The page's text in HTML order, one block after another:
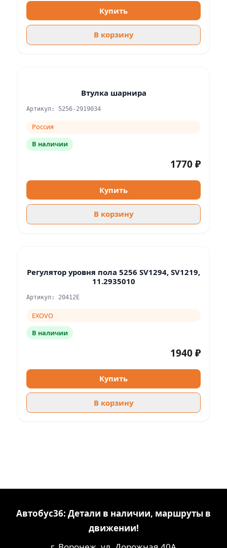
Купить
В корзину
Втулка шарнира
Артикул: 5256-2919034
Россия
В наличии
1770 ₽
Купить
В корзину
Регулятор уровня пола 5256 SV1294, SV1219,
11.2935010
Артикул: 20412E
EXOVO
В наличии
1940 ₽
Купить
В корзину
Автобус36: Детали в наличии, маршруты в
движении!